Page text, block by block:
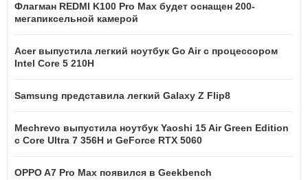
Флагман REDMI K100 Pro Max будет оснащен 200-
мегапиксельной камерой
Acer выпустила легкий ноутбук Go Air c процессором
Intel Core 5 210H
Samsung представила легкий Galaxy Z Flip8
Mechrevo выпустила ноутбук Yaoshi 15 Air Green Edition
с Core Ultra 7 356H и GeForce RTX 5060
OPPO A7 Pro Max появился в Geekbench